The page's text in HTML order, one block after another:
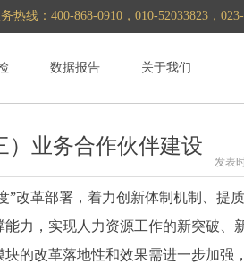
数据报告 关于我们
热线：400-868-0910，010-52033823，
业务合作伙伴建设
改革部署，着力创新体制机制、提
力，实现人力资源工作的新突破、
的改革落地性和效果需进一步加强
发表